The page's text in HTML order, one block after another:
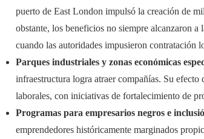
puerto de East London impulsó la creación de
obstante, los beneficios no siempre alcanzaron
cuando las autoridades impusieron contratación
Parques industriales y zonas económicas
infraestructura logra atraer compañías. Su
laborales, con iniciativas de fortalecimiento de
Programas para empresarios negros e
emprendedores históricamente marginados